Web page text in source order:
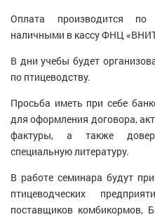
Оплата производится по
наличными в кассу ФНЦ
В дни учебы будет
по птицеводству.
Просьба иметь при себе
для оформления договора,
фактуры, а также
специальную литературу.
В работе семинара будут
птицеводческих
поставщиков комбикормов,